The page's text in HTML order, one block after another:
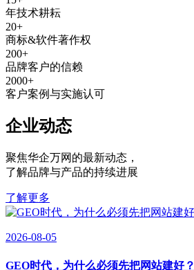
年技术耕耘
20+
商标&软件著作权
200+
品牌客户的信赖
2000+
客户案例与实施认可
企业动态
聚焦华企万网的最新动态 ，
了解品牌与产品的持续进展
了解更多
2026-08-05
GEO时代，为什么必须先把网站建好？